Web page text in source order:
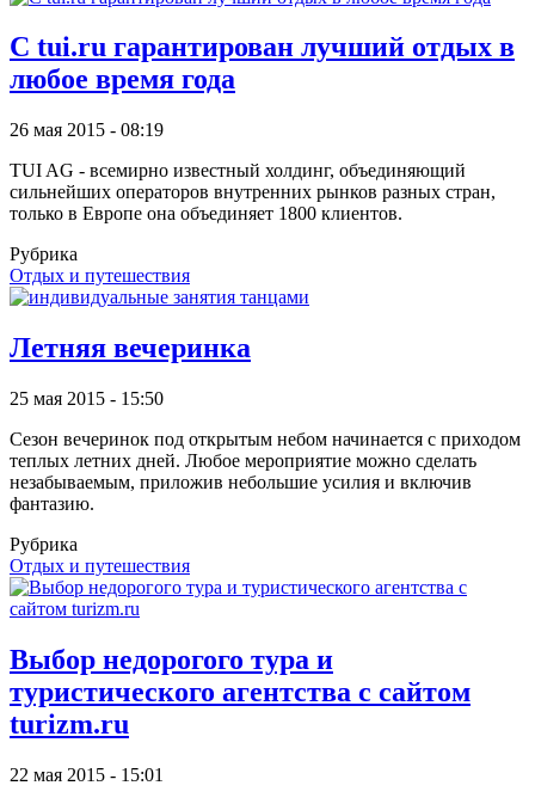
С tui.ru гарантирован лучший отдых в
любое время года
26 мая 2015 - 08:19
TUI AG - всемирно известный холдинг, объединяющий
сильнейших операторов внутренних рынков разных стран,
только в Европе она объединяет 1800 клиентов.
Рубрика
Отдых и путешествия
Летняя вечеринка
25 мая 2015 - 15:50
Сезон вечеринок под открытым небом начинается с приходом
теплых летних дней. Любое мероприятие можно сделать
незабываемым, приложив небольшие усилия и включив
фантазию.
Рубрика
Отдых и путешествия
Выбор недорогого тура и
туристического агентства с сайтом
turizm.ru
22 мая 2015 - 15:01